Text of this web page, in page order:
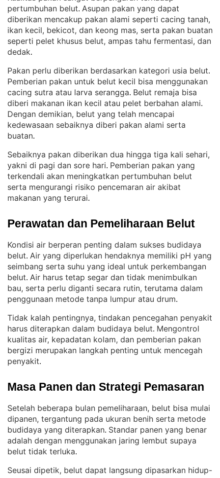
pertumbuhan belut. Asupan pakan yang dapat
diberikan mencakup pakan alami seperti cacing tanah,
ikan kecil, bekicot, dan keong mas, serta pakan buatan
seperti pelet khusus belut, ampas tahu fermentasi, dan
dedak.
Pakan perlu diberikan berdasarkan kategori usia belut
Pemberian pakan untuk belut kecil bisa menggunakan
cacing sutra atau larva serangga. Belut remaja bisa
diberi makanan ikan kecil atau pelet berbahan alami
Dengan demikian, belut yang telah mencapai
kedewasaan sebaiknya diberi pakan alami serta
buatan.
Sebaiknya pakan diberikan dua hingga tiga kali sehari,
yakni di pagi dan sore hari. Pemberian pakan yang
terkendali akan meningkatkan pertumbuhan belut
serta mengurangi risiko pencemaran air akibat
makanan yang terurai.
Perawatan dan Pemeliharaan Belut
Kondisi air berperan penting dalam sukses budidaya
belut. Air yang diperlukan hendaknya memiliki pH yang
seimbang serta suhu yang ideal untuk perkembangan
belut. Air harus tetap segar dan tidak menimbulkan
bau, serta perlu diganti secara rutin, terutama dalam
penggunaan metode tanpa lumpur atau drum.
Tidak kalah pentingnya, tindakan pencegahan penyakit
harus diterapkan dalam budidaya belut. Mengontrol
kualitas air, kepadatan kolam, dan pemberian pakan
bergizi merupakan langkah penting untuk mencegah
penyakit.
Masa Panen dan Strategi Pemasaran
Setelah beberapa bulan pemeliharaan, belut bisa mulai
dipanen, tergantung pada ukuran benih serta metode
budidaya yang diterapkan. Standar panen yang benar
adalah dengan menggunakan jaring lembut supaya
belut tidak terluka.
Seusai dipetik, belut dapat langsung dipasarkan hidup-